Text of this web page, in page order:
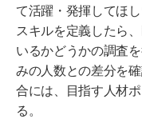
て活躍・発揮してほ
スキルを定義したら
いるかどうかの調査
みの人数との差分を
合には、目指す人材
る。